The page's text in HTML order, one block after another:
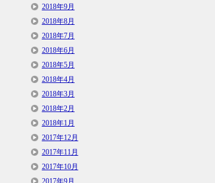
2018年9月
2018年8月
2018年7月
2018年6月
2018年5月
2018年4月
2018年3月
2018年2月
2018年1月
2017年12月
2017年11月
2017年10月